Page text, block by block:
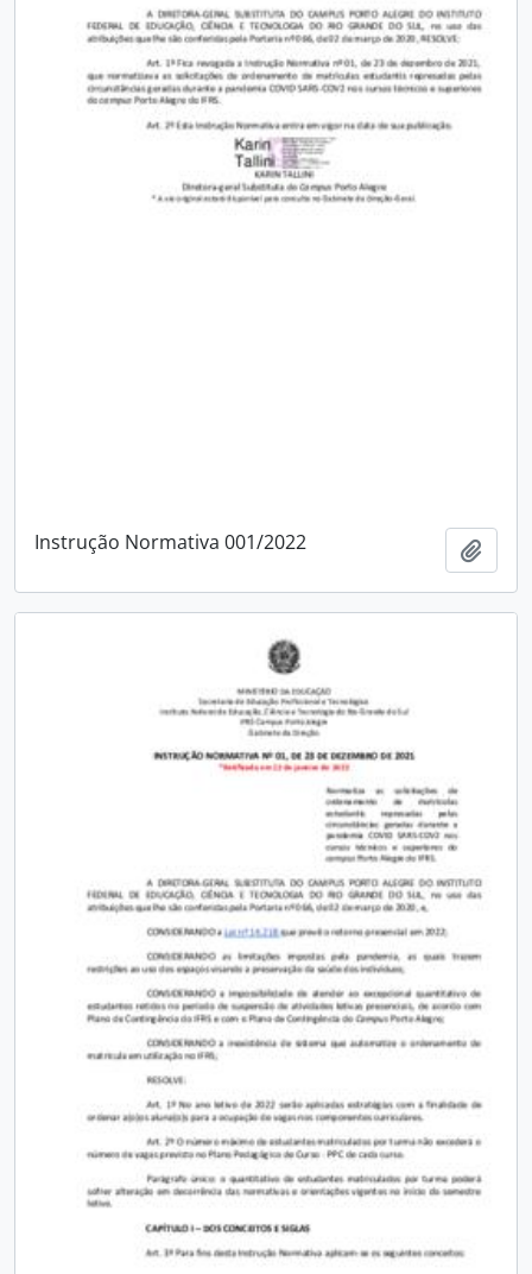
Instrução Normativa 001/2022